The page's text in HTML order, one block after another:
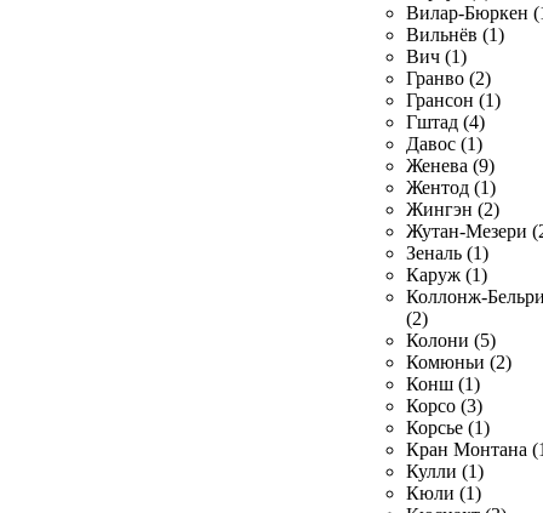
Вилар-Бюркен
Вильнёв (1)
Вич (1)
Гранво (2)
Грансон (1)
Гштад (4)
Давос (1)
Женева (9)
Жентод (1)
Жингэн (2)
Жутан-Мезери
Зеналь (1)
Каруж (1)
Коллонж-
(2)
Колони (5)
Комюньи (2)
Конш (1)
Корсо (3)
Корсье (1)
Кран Монтана
Кулли (1)
Кюли (1)